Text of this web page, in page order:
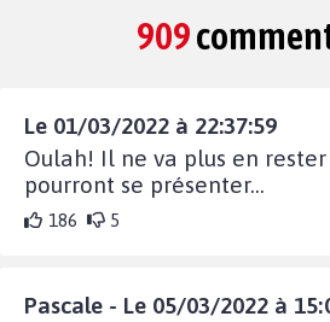
909
Le 01/03/2022 à 22:37:59
Oulah! Il ne va plus en
pourront se présenter...
186 5
Pascale - Le 05/03/2022 à